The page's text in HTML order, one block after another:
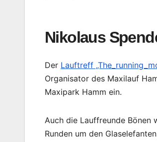
Nikolaus
Der Lauftreff
Organisator des Maxilauf
Maxipark Hamm ein.
Auch die Lauffreunde Bönen
Runden um den